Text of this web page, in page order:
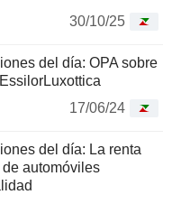
30/10/25
del día: OPA sobre
17/06/24
del día: La renta
automóviles